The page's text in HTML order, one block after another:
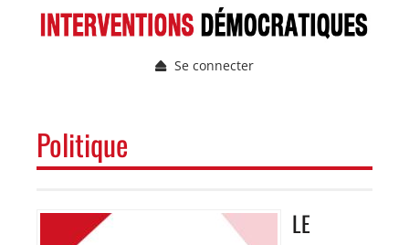
Menu
Se connecter
PRINCIPALE
Politique
LE